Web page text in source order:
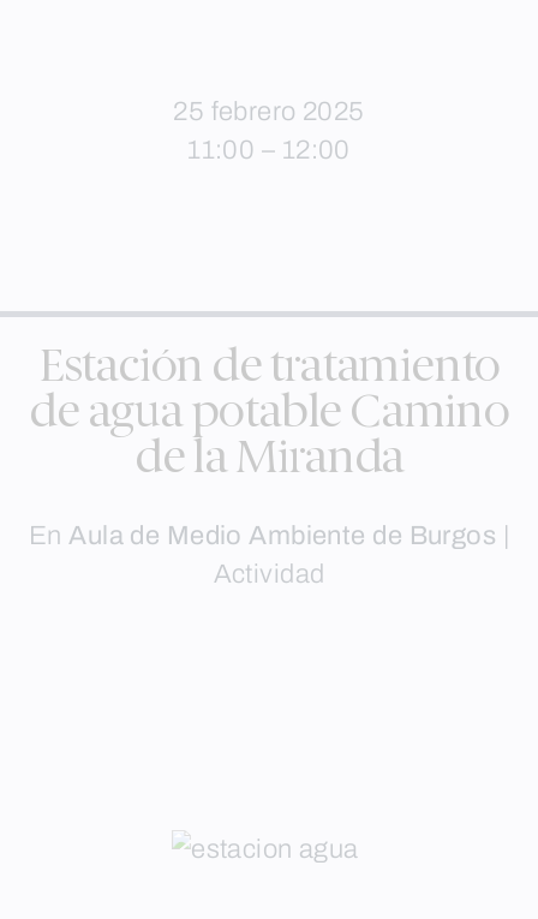
25 febrero 2025
11:00 – 12:00
Estación de tratamiento
de agua potable Camino
de la Miranda
EnAula de Medio Ambiente de Burgos
Actividad